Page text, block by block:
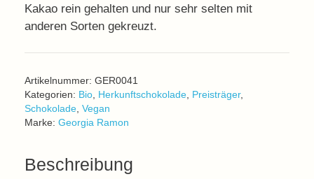
Kakao rein gehalten und nur sehr selten mit
anderen Sorten gekreuzt.
Artikelnummer: GER0041
Kategorien: Bio, Herkunftschokolade, Preisträger,
Schokolade, Vegan
Marke: Georgia Ramon
Beschreibung